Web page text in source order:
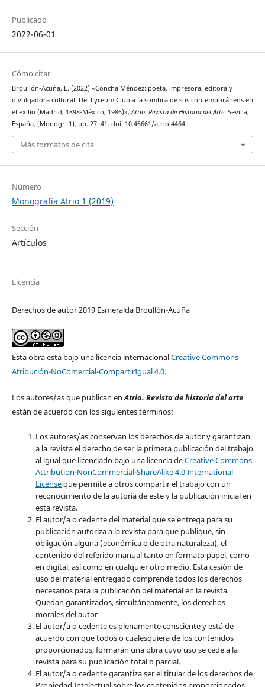
Publicado
2022-06-01
Cómo citar
Broullón-Acuña, E. (2022) «Concha Méndez: poeta, impresora, editora y
divulgadora cultural. Del Lyceum Club a la sombra de sus contemporáneos en
el exilio (Madrid, 1898-México, 1986)», Atrio. Revista de Historia del Arte. Sevilla,
España, (Monogr. 1), pp. 27–41. doi: 10.46661/atrio.4464.
Más formatos de cita
Número
Monografía Atrio 1 (2019)
Sección
Artículos
Licencia
Derechos de autor 2019 Esmeralda Broullón-Acu´ña
Esta obra está bajo una licencia internacionalCreative Commons
Atribución-NoComercial-CompartirIgual 4.0.
Los autores/as que publican enAtrio. Revista de historia del arte
están de acuerdo con los siguientes términos:
Los autores/as conservan los derechos de autor y garantizan
a la revista el derecho de ser la primera publicación del trabajo
al igual que licenciado bajo una licencia deCreative Commons
Attribution-NonCommercial-ShareAlike 4.0 International
Licenseque permite a otros compartir el trabajo con un
reconocimiento de la autoría de este y la publicación inicial en
esta revista.
El autor/a o cedente del material que se entrega para su
publicación autoriza a la revista para que publique, sin
obligación alguna (económica o de otra naturaleza), el
contenido del referido manual tanto en formato papel, como
en digital, así como en cualquier otro medio. Esta cesión de
uso del material entregado comprende todos los derechos
necesarios para la publicación del material en la revista.
Quedan garantizados, simultáneamente, los derechos
morales del autor
El autor/a o cedente es plenamente consciente y está de
acuerdo con que todos o cualesquiera de los contenidos
proporcionados, formarán una obra cuyo uso se cede a la
revista para su publicación total o parcial.
El autor/a o cedente garantiza ser el titular de los derechos de